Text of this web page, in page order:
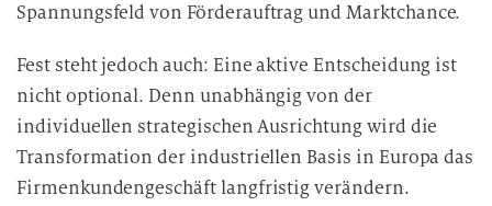
Spannungsfeld von Förderauftrag und Marktchance.
Fest steht jedoch auch: Eine aktive Entscheidung ist
nicht optional. Denn unabhängig von der
individuellen strategischen Ausrichtung wird die
Transformation der industriellen Basis in Europa das
Firmenkundengeschäft langfristig verändern.